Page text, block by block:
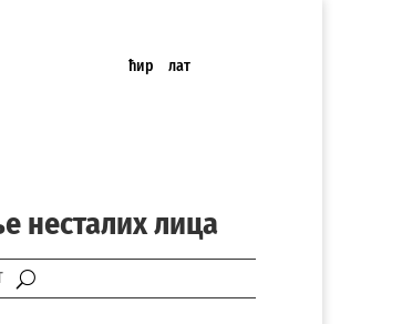
ћир лат
несталих лица